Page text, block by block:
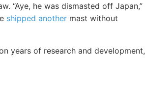
“Aye, he was dismasted off Japan,”
shipped another mast without
years of research and development,